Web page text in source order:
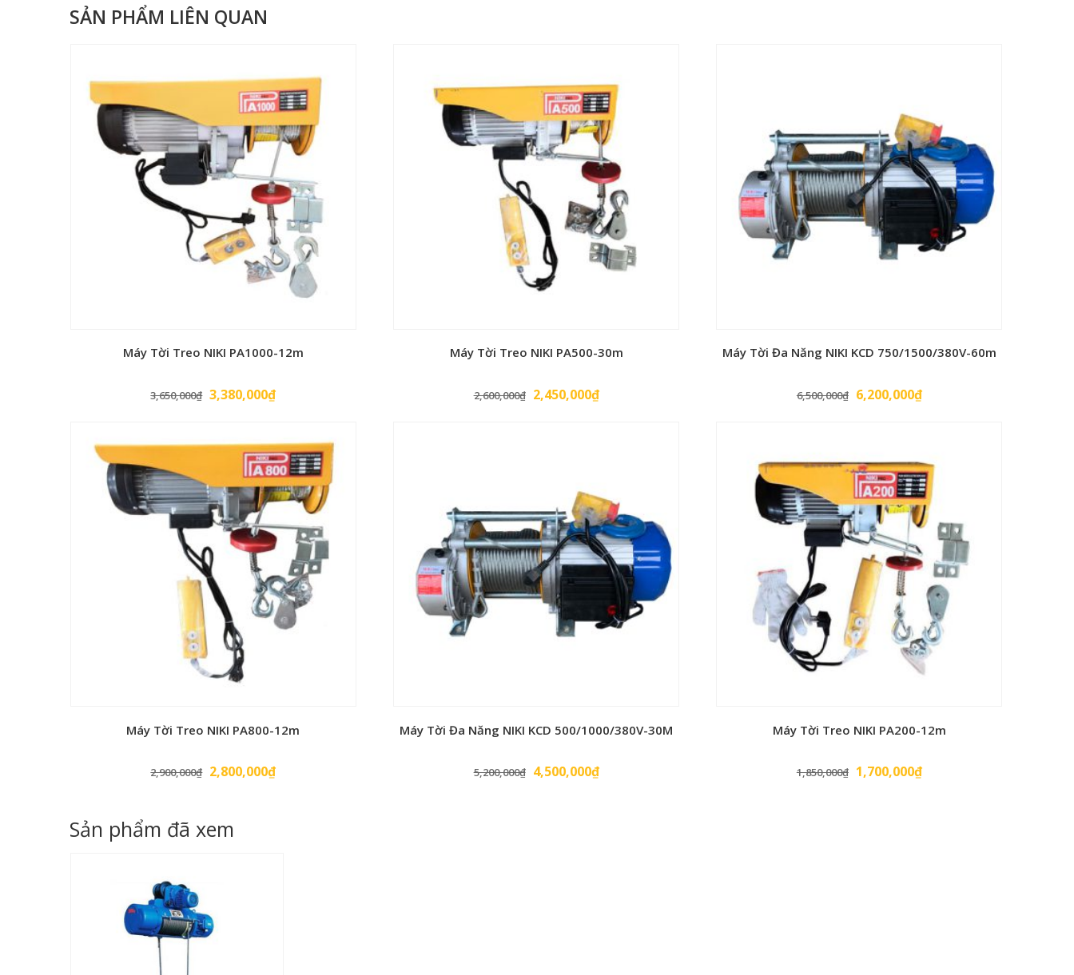
Thương Hiệu
SẢN PHẨM LIÊN QUAN
Máy Tời Treo NIKI PA1000-12m
3,650,000₫ Giá
3,650,000₫.
3,380,000₫Giá
là:
3,380,000₫.
Máy Tời Treo NIKI PA500-30m
2,600,000₫ Giá
2,450,000₫Giá
Máy Tời Đa Năng NIKI KCD 750/1500/380V-60m
6,500,000₫ Giá
6,200,000₫Giá
6,200,000₫.
Máy Tời Treo NIKI PA800-12m
2,900,000₫ Giá
2,900,000₫.
2,800,000₫Giá
Máy Tời Đa Năng NIKI KCD 500/1000/380V-30M
5,200,000₫ Giá
4,500,000₫Giá
Máy Tời Treo NIKI PA200-12m
1,850,000₫ Giá
1,700,000₫Giá
Sản phẩm đã xem